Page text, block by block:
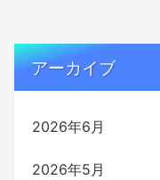
アーカイブ
2026年6月
2026年5月